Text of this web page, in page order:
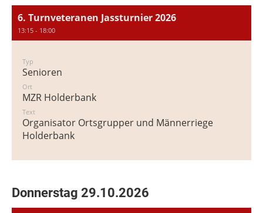
6. Turnveteranen Jassturnier 2026
13:15 - 18:00
Typ
Senioren
Ort
MZR Holderbank
Text
Organisator Ortsgrupper und Männerriege
Holderbank
Donnerstag 29.10.2026